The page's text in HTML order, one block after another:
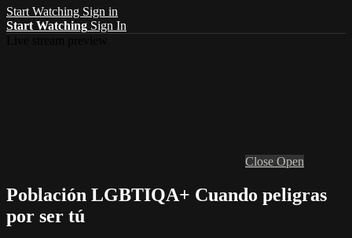
Start Watching Sign in
Start Watching Sign In
Close Open
Población LGBTIQA+ Cuando peligras
por ser tú